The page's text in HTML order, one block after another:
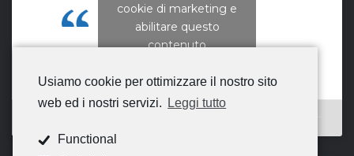
Usiamo cookie per ottimizzare il nostro sito
web ed i nostri servizi.
Leggi tutto
Functional
CNA Campania Nord
cookie di marketing e
abilitare questo
contenuto